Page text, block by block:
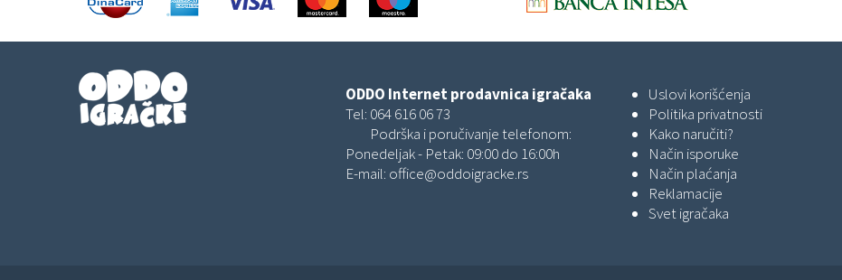
ODDO Internet prodavnica igračaka
Tel: 064 616 06 73
Podrška i poručivanje telefonom:
Ponedeljak - Petak: 09:00 do 16:00h
E-mail: office@oddoigracke.rs
Uslovi korišćenja
Politika privatnosti
Kako naručiti?
Način isporuke
Način plaćanja
Reklamacije
Svet igračaka